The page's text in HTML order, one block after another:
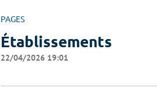
PAGES
Établissements
22/04/2026 19:01